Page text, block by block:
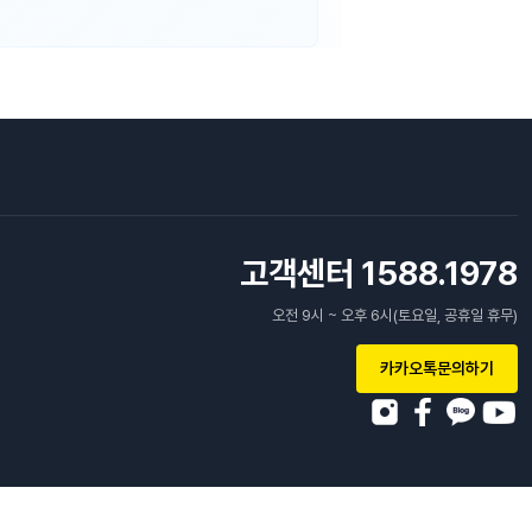
고객센터 1588.1978
오전 9시 ~ 오후 6시(토요일, 공휴일 휴무)
카카오톡문의하기